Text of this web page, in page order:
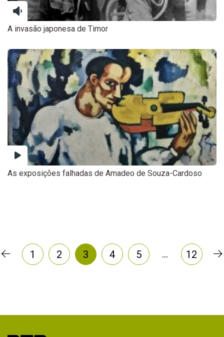
A invasão japonesa de Timor
As exposições falhadas de Amadeo de Souza-Cardoso
1 2 3 4 5 … 12